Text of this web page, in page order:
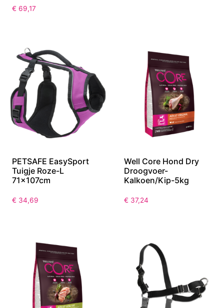
€ 69,17
PETSAFE EasySport
Tuigje Roze-L
71x107cm
€ 34,69
Well Core Hond Dry
Droogvoer-
Kalkoen/Kip-5kg
€ 37,24